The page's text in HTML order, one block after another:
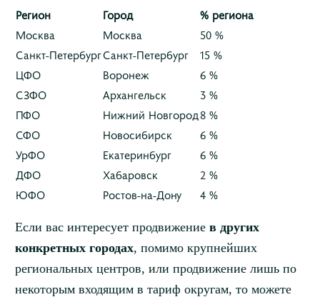
Регион Город
% региона
Москва
Москва
50 %
Санкт-ПетербургСанкт-Петербург
15 %
ЦФО
Воронеж
6 %
СЗФО
Архангельск
3 %
ПФО
Нижний Новгород8 %
СФО
Новосибирск
6 %
УрФО
Екатеринбург
6 %
ДФО
Хабаровск
2 %
ЮФО
Ростов-на-Дону 4 %
Если вас интересует продвижение в других
конкретных городах, помимо крупнейших
региональных центров, или продвижение лишь по
некоторым входящим в тариф округам, то можете